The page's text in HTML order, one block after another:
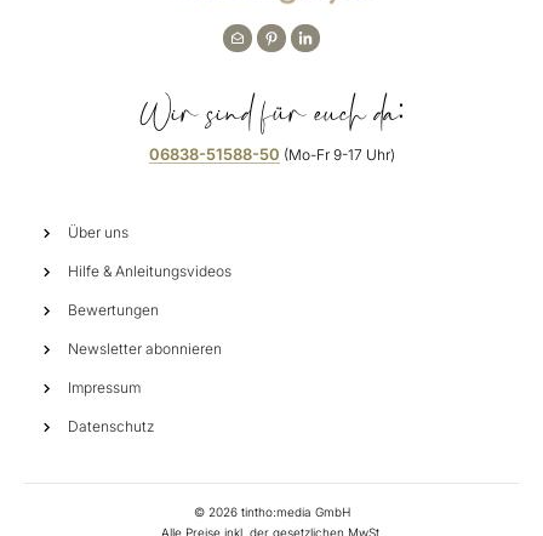
Wir sind für euch da:
06838-51588-50 (Mo-Fr 9-17 Uhr)
Über uns
Hilfe & Anleitungsvideos
Bewertungen
Newsletter abonnieren
Impressum
Datenschutz
© 2026tintho:media GmbH
Alle Preise inkl. der gesetzlichen MwSt.